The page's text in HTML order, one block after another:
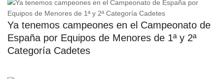
Ya tenemos campeones en el Campeonato de
España por Equipos de Menores de 1ª y 2ª
Categoría Cadetes